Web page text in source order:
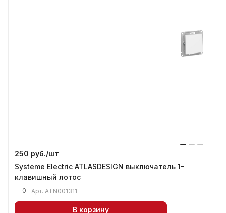
250 руб./шт
Systeme Electric ATLASDESIGN выключатель 1-
клавишный лотос
0 Арт. ATN001311
В корзину